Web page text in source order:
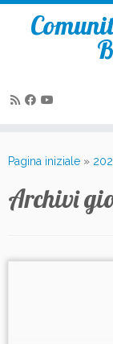
Pagina iniziale »
Archivi